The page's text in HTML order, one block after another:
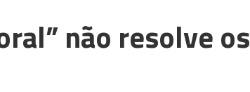
não resolve os